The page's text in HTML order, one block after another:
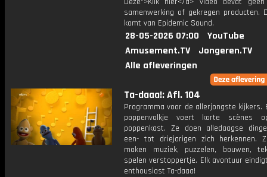
samenwerking of gekregen producten.
komt van Epidemic Sound.
28-05-2026 07:00
YouTube
Amusement.TV
Jongeren.TV
Alle afleveringen
Ta-daaa!: Afl. 104
Programma voor de allerjongste kijkers.
poppenvolkje voert korte scènes
poppenkast. Ze doen alledaagse
een- tot driejarigen zich herkennen.
maken muziek, puzzelen, bouwen,
spelen verstoppertje. Elk avontuur
enthousiast Ta-daaa!